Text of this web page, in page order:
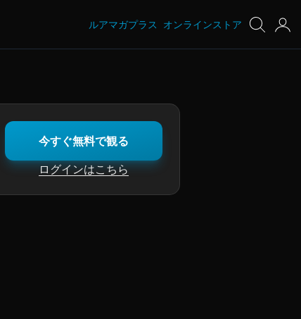
ルアマガプラス オンラインストア
今すぐ無料で観る
ログインはこちら
隆志。